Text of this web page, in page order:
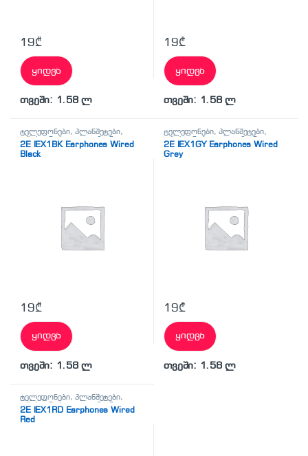
19₾
ყიდვა
თვეში: 1.58 ლ
19₾
ყიდვა
თვეში: 1.58 ლ
ტელეფონები, პლანშეტები,
აქსესუარები,ტელევიზორი,
ყურსასმენები
2E IEX1BK Earphones Wired
Black
19₾
ყიდვა
თვეში: 1.58 ლ
ტელეფონები, პლანშეტები,
აქსესუარები,ტელევიზორი,
ყურსასმენები
2E IEX1GY Earphones Wired
Grey
19₾
ყიდვა
თვეში: 1.58 ლ
ტელეფონები, პლანშეტები,
აქსესუარები,ტელევიზორი,
ყურსასმენები
2E IEX1RD Earphones Wired
Red